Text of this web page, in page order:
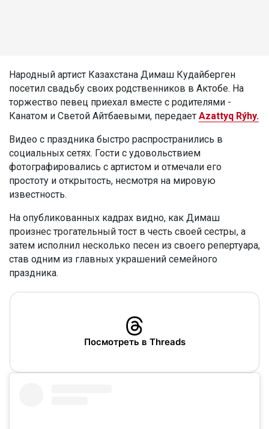
Народный артист Казахстана Димаш Кудайберген
посетил свадьбу своих родственников в Актобе. На
торжество певец приехал вместе с родителями -
Канатом и Светой Айтбаевыми, передает Azattyq Rýhy.
Видео с праздника быстро распространились в
социальных сетях. Гости с удовольствием
фотографировались с артистом и отмечали его
простоту и открытость, несмотря на мировую
известность.
На опубликованных кадрах видно, как Димаш
произнес трогательный тост в честь своей сестры, а
затем исполнил несколько песен из своего репертуара,
став одним из главных украшений семейного
праздника.
Посмотреть в Threads